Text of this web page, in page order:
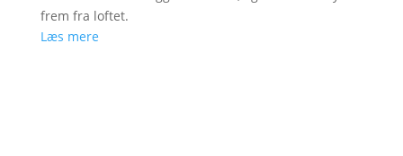
frem fra loftet.
Læs mere